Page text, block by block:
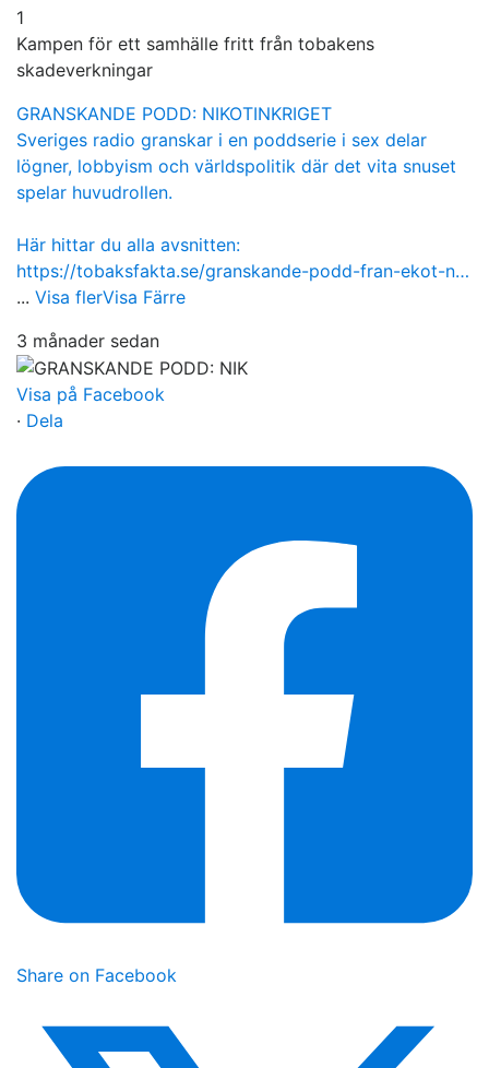
1
Kampen för ett samhälle fritt från tobakens
skadeverkningar
GRANSKANDE PODD: NIKOTINKRIGET
Sveriges radio granskar i en poddserie i sex delar
lögner, lobbyism och världspolitik där det vita snuset
spelar huvudrollen.
Här hittar du alla avsnitten:
https://tobaksfakta.se/granskande-podd-fran-ekot-n…
... Visa flerVisa Färre
3 månader sedan
Visa på Facebook
· Dela
Share on Facebook